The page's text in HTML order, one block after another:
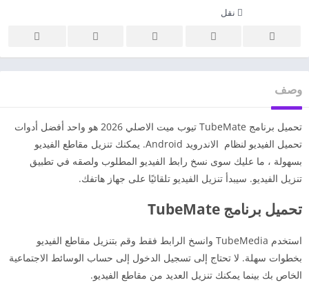
نقل
وصف
تحميل برنامج TubeMate تيوب ميت الاصلي 2026 هو واحد أفضل أدوات
تحميل الفيديو لنظام الاندرويد Android. يمكنك تنزيل مقاطع الفيديو
بسهولة ، ما عليك سوى نسخ رابط الفيديو المطلوب ولصقه في تطبيق
تنزيل الفيديو. سيبدأ تنزيل الفيديو تلقائيًا على جهاز هاتفك.
تحميل برنامج TubeMate
استخدم TubeMedia وانسخ الرابط فقط وقم بتنزيل مقاطع الفيديو
بخطوات سهلة. لا تحتاج إلى تسجيل الدخول إلى حساب الوسائط الاجتماعية
الخاص بك بينما يمكنك تنزيل العديد من مقاطع الفيديو.